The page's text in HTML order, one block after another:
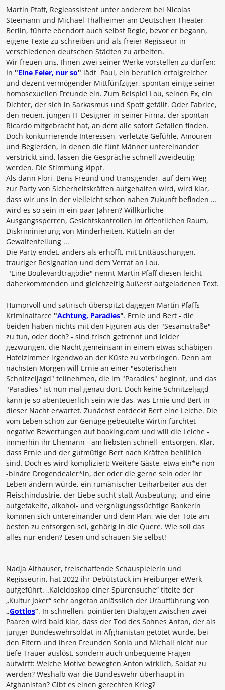
Martin Pfaff, Regieassistent unter anderem bei Nicolas
Steemann und Michael Thalheimer am Deutschen Theater
Berlin, führte ebendort auch selbst Regie, bevor er begann,
eigene Texte zu schreiben und als freier Regisseur in
verschiedenen deutschen Städten zu arbeiten.
Wir freuen uns, Ihnen zwei seiner Werke vorstellen zu dürfen:
In "Eine Feier, nur so" lädt Paul, ein beruflich erfolgreicher
und dezent vermögender Mittfünfziger, spontan einige seiner
homosexuellen Freunde ein. Zum Beispiel Lou, seinen Ex, ein
Dichter, der sich in Sarkasmus und Spott gefällt. Oder Fabrice,
den neuen, jungen IT-Designer in seiner Firma, der spontan
Ricardo mitgebracht hat, an dem alle sofort Gefallen finden.
Doch konkurrierende Interessen, verletzte Gefühle, Amouren
und Begierden, in denen die fünf Männer untereinander
verstrickt sind, lassen die Gespräche schnell zweideutig
werden. Die Stimmung kippt.
Als dann Flori, Bens Freund und transgender, auf dem Weg
zur Party von Sicherheitskräften aufgehalten wird, wird klar,
dass wir uns in der vielleicht schon nahen Zukunft befinden …
wird es so sein in ein paar Jahren? Willkürliche
Ausgangssperren, Gesichtskontrollen im öffentlichen Raum,
Diskriminierung von Minderheiten, Rütteln an der
Gewaltenteilung ...
Die Party endet, anders als erhofft, mit Enttäuschungen,
trauriger Resignation und dem Verrat an Lou.
"Eine Boulevardtragödie" nennt Martin Pfaffdiesen leicht
daherkommenden und gleichzeitig äußerst aufgeladenen Text.
Humorvoll und satirisch überspitzt dagegen Martin Pfaffs
Kriminalfarce "Achtung, Paradies". Ernie und Bert - die
beiden haben nichts mit den Figuren aus der "Sesamstraße"
zu tun, oder doch? - sind frisch getrennt und leider
gezwungen, die Nacht gemeinsam in einem etwas schäbigen
Hotelzimmer irgendwo an der Küste zu verbringen. Denn am
nächsten Morgen will Ernie an einer "esoterischen
Schnitzeljagd" teilnehmen, die im "Paradies" beginnt, und das
"Paradies" ist nun mal genau dort. Doch keine Schnitzeljagd
kann je so abenteuerlich sein wie das, was Ernie und Bert in
dieser Nacht erwartet. Zunächst entdeckt Bert eine Leiche. Die
vom Leben schon zur Genüge gebeutelte Wirtin fürchtet
negative Bewertungen auf booking.com und will die Leiche -
immerhin ihr Ehemann - am liebsten schnell entsorgen. Klar,
dass Ernie und der gutmütige Bert nach Kräften behilflich
sind. Doch es wird kompliziert: Weitere Gäste, etwa ein*e non
-binäre Drogendealer*in, der oder die gerne sein oder ihr
Leben ändern würde, ein rumänischer Leiharbeiter aus der
Fleischindustrie, der Liebe sucht statt Ausbeutung, und eine
aufgetakelte, alkohol- und vergnügungssüchtige Bankerin
kommen sich untereinander und dem Plan, wie der Tote am
besten zu entsorgen sei, gehörig in die Quere. Wie soll das
alles nur enden? Lesen und schauen Sie selbst!
Nadja Althauser, freischaffende Schauspielerin und
Regisseurin, hat 2022 ihr Debütstück im Freiburger eWerk
aufgeführt. „Kaleidoskop einer Spurensuche“ titelte der
„Kultur Joker“ sehr angetan anlässlich der Uraufführung von
„Gottlos“. In schnellen, pointierten Dialogen zwischen zwei
Paaren wird bald klar, dass der Tod des Sohnes Anton, der als
junger Bundeswehrsoldat in Afghanistan getötet wurde, bei
den Eltern und ihren Freunden Sonia und Michail nicht nur
tiefe Trauer auslöst, sondern auch unbequeme Fragen
aufwirft: Welche Motive bewegten Anton wirklich, Soldat zu
werden? Weshalb war die Bundeswehr überhaupt in
Afghanistan? Gibt es einen gerechten Krieg?